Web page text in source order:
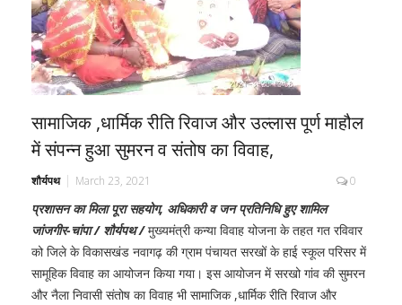
सामाजिक ,धार्मिक रीति रिवाज और उल्लास पूर्ण माहौल
में संपन्न हुआ सुमरन व संतोष का विवाह,
शौर्यपथ March 23, 2021 0
प्रशासन का मिला पूरा सहयोग, अधिकारी व जन प्रतिनिधि हुए शामिल
जांजगीर-चांपा / शौर्यपथ /मुख्यमंत्री कन्या विवाह योजना के तहत गत रविवार
को जिले के विकासखंड नवागढ़ की ग्राम पंचायत सरखों के हाई स्कूल परिसर में
सामूहिक विवाह का आयोजन किया गया। इस आयोजन में सरखो गांव की सुमरन
और नैला निवासी संतोष का विवाह भी सामाजिक ,धार्मिक रीति रिवाज और